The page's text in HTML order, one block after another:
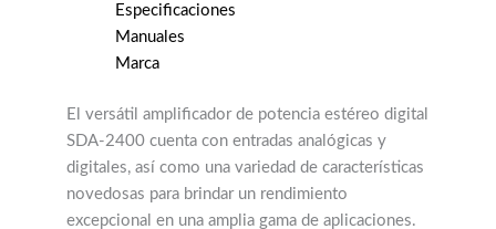
Especificaciones
Manuales
Marca
El versátil amplificador de potencia estéreo digital
SDA-2400 cuenta con entradas analógicas y
digitales, así como una variedad de características
novedosas para brindar un rendimiento
excepcional en una amplia gama de aplicaciones.